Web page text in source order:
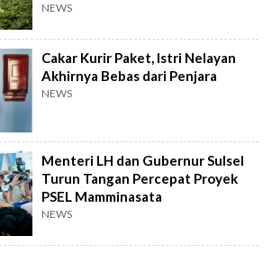
NEWS
Cakar Kurir Paket, Istri Nelayan
Akhirnya Bebas dari Penjara
NEWS
Menteri LH dan Gubernur Sulsel
Turun Tangan Percepat Proyek
PSEL Mamminasata
NEWS